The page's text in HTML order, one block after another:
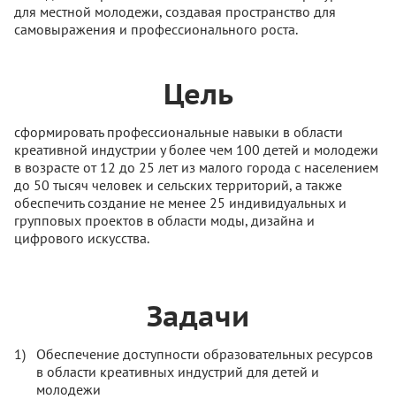
для местной молодежи, создавая пространство для
самовыражения и профессионального роста.
Цель
сформировать профессиональные навыки в области
креативной индустрии у более чем 100 детей и молодежи
в возрасте от 12 до 25 лет из малого города с населением
до 50 тысяч человек и сельских территорий, а также
обеспечить создание не менее 25 индивидуальных и
групповых проектов в области моды, дизайна и
цифрового искусства.
Задачи
Обеспечение доступности образовательных ресурсов
в области креативных индустрий для детей и
молодежи